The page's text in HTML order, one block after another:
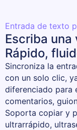
Entrada de texto
Escriba
Rápido,
Sincroniza la
con un solo clic,
diferenciado para
comentarios,
Soporta copiar y
ultrarrápido,